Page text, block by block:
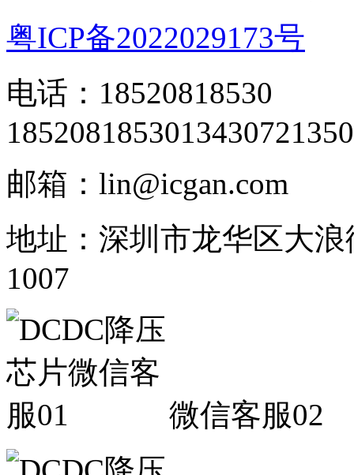
粤ICP备2022029173号
电话：18520818530
1852081853013430721350
邮箱：lin@icgan.com
地址：深圳市龙华区大
1007
微信客服02